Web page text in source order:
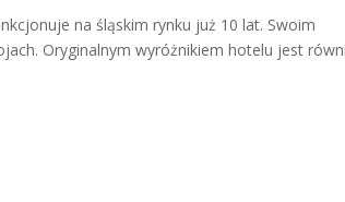
na śląskim rynku już 10 lat. Swoim
Oryginalnym wyróżnikiem hotelu jest